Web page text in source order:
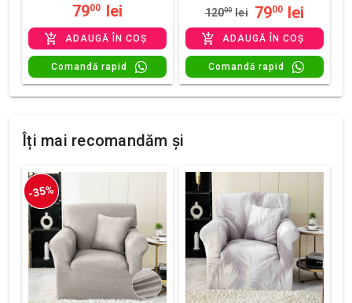
7900 lei
ADAUGĂ ÎN COȘ
Comandă rapid
12000 lei 7900 lei
ADAUGĂ ÎN COȘ
Comandă rapid
Îți mai recomandăm și
-35%